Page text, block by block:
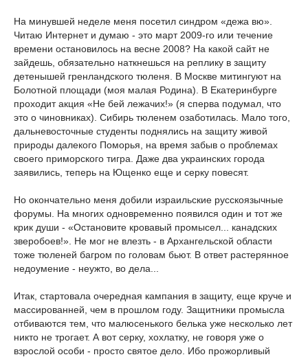
На минувшей неделе меня посетил синдром «дежа вю».
Читаю Интернет и думаю - это март 2009-го или течение
времени остановилось на весне 2008? На какой сайт не
зайдешь, обязательно наткнешься на реплику в защиту
детенышей гренландского тюленя. В Москве митингуют на
Болотной площади (моя малая Родина). В Екатеринбурге
проходит акция «Не бей лежачих!» (я сперва подумал, что
это о чиновниках). Сибирь тюленем озаботилась. Мало того,
дальневосточные студенты поднялись на защиту живой
природы далекого Поморья, на время забыв о проблемах
своего приморского тигра. Даже два украинских города
заявились, теперь на Ющенко еще и серку повесят.
Но окончательно меня добили израильские русскоязычные
форумы. На многих одновременно появился один и тот же
крик души - «Остановите кровавый промысел... канадских
зверобоев!». Не мог не влезть - в Архангельской области
тоже тюленей багром по головам бьют. В ответ растерянное
недоумение - неужто, во дела...
Итак, стартовала очередная кампания в защиту, еще круче и
массированней, чем в прошлом году. Защитники промысла
отбиваются тем, что малюсенького белька уже несколько лет
никто не трогает. А вот серку, хохлатку, не говоря уже о
взрослой особи - просто святое дело. Ибо прожорливый